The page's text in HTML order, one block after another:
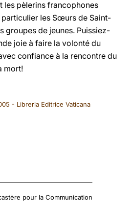
les pèlerins francophones
particulier les Sœurs de Saint-
groupes de jeunes. Puissiez-
joie à faire la volonté du
confiance à la rencontre du
mort!
- Libreria Editrice Vaticana
pour la Communication